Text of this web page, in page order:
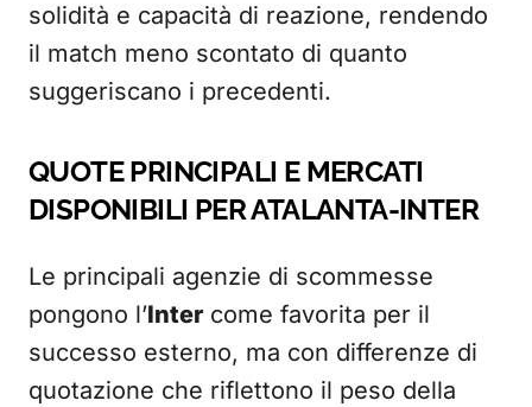
solidità e capacità di reazione, rendendo
il match meno scontato di quanto
suggeriscano i precedenti.
QUOTE PRINCIPALI E MERCATI
DISPONIBILI PER ATALANTA-INTER
Le principali agenzie di scommesse
pongono l’Inter come favorita per il
successo esterno, ma con differenze di
quotazione che riflettono il peso della